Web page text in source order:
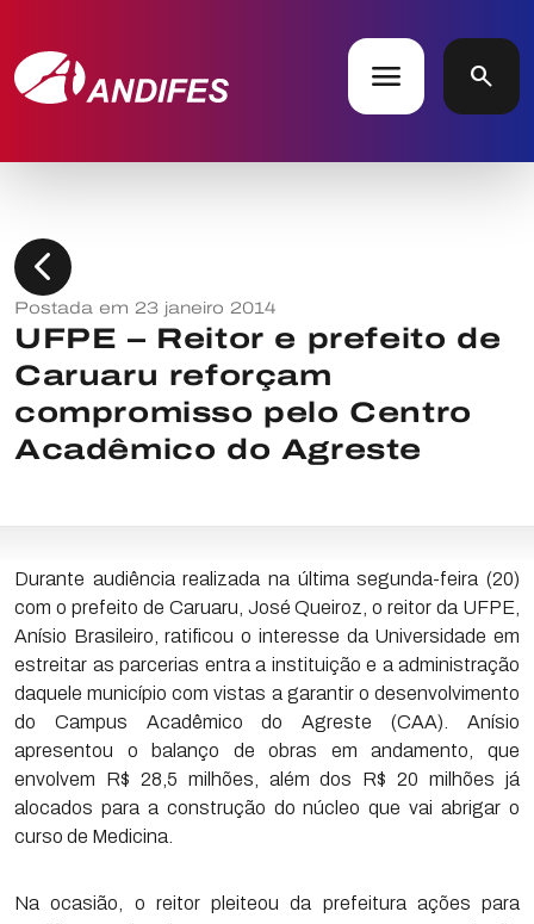
menu search
chevron_left
Postada em 23 janeiro 2014
UFPE – Reitor e prefeito de
Caruaru reforçam
compromisso pelo Centro
Acadêmico do Agreste
Durante audiência realizada na última segunda-feira (20)
com o prefeito de Caruaru, José Queiroz, o reitor da UFPE,
Anísio Brasileiro, ratificou o interesse da Universidade em
estreitar as parcerias entra a instituição e a administração
daquele município com vistas a garantir o desenvolvimento
do Campus Acadêmico do Agreste (CAA). Anísio
apresentou o balanço de obras em andamento, que
envolvem R$ 28,5 milhões, além dos R$ 20 milhões já
alocados para a construção do núcleo que vai abrigar o
curso de Medicina.
Na ocasião, o reitor pleiteou da prefeitura ações para